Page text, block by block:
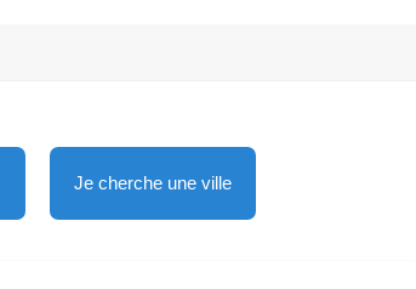
Je cherche une ville